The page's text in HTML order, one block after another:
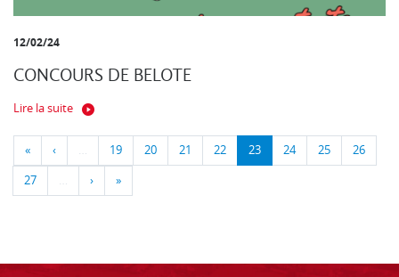
12/02/24
CONCOURS DE BELOTE
Lire la suite
« ‹ … 19 20 21 22 23 24 25 26
27 … › »